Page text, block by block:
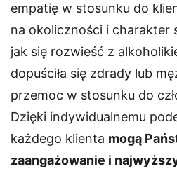
empatię w stosunku do
na okoliczności i charakter
jak się rozwieść z
dopuściła się zdrady lub
przemoc w stosunku do
Dzięki indywidualnemu
każdego klienta mogą
zaangażowanie i